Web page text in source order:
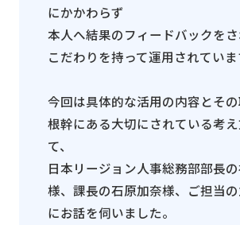
にかかわらず
本人へ結果のフィードバックをさ
こだわりを持って運用されていま
今回は具体的な活用の内容とそ
根幹にある大切にされている考
て、
日本リージョン人事総務部部長
様、課長の石原加奈様、ご担当
にお話を伺いました。